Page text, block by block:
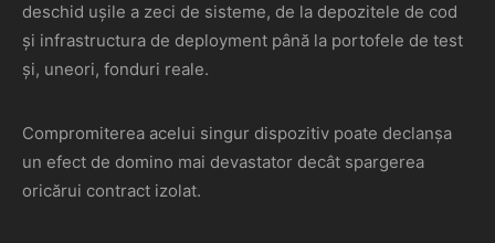
deschid ușile a zeci de sisteme, de la depozitele de cod
și infrastructura de deployment până la portofele de test
și, uneori, fonduri reale.
Compromiterea acelui singur dispozitiv poate declanșa
un efect de domino mai devastator decât spargerea
oricărui contract izolat.